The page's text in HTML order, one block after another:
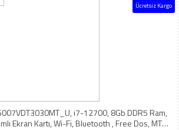
Ücretsiz Kargo
i7-12700, 8Gb DDR5 Ram,
Ekran Kartı, Wi-Fi, Bluetooth , Free Dos, MT